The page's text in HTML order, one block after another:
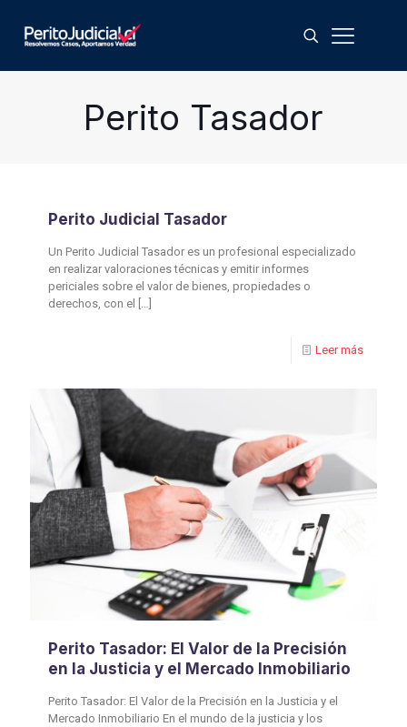
Perito Tasador
Perito Judicial Tasador
Un Perito Judicial Tasador es un profesional especializado
en realizar valoraciones técnicas y emitir informes
periciales sobre el valor de bienes, propiedades o
derechos, con el
[…]
Leer más
Perito Tasador: El Valor de la Precisión
en la Justicia y el Mercado Inmobiliario
Perito Tasador: El Valor de la Precisión en la Justicia y el
Mercado Inmobiliario En el mundo de la justicia y los